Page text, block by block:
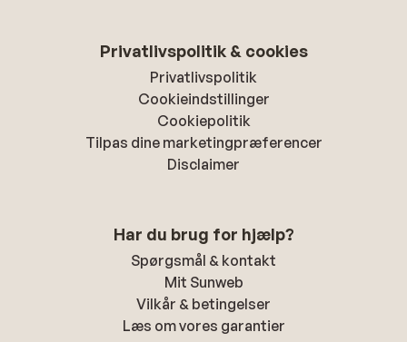
Privatlivspolitik & cookies
Privatlivspolitik
Cookieindstillinger
Cookiepolitik
Tilpas dine marketingpræferencer
Disclaimer
Har du brug for hjælp?
Spørgsmål & kontakt
Mit Sunweb
Vilkår & betingelser
Læs om vores garantier